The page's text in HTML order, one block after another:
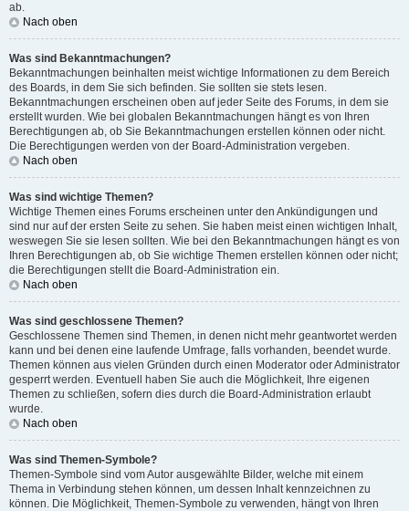
ab.
Nach oben
Was sind Bekanntmachungen?
Bekanntmachungen beinhalten meist wichtige Informationen zu dem Bereich
des Boards, in dem Sie sich befinden. Sie sollten sie stets lesen.
Bekanntmachungen erscheinen oben auf jeder Seite des Forums, in dem sie
erstellt wurden. Wie bei globalen Bekanntmachungen hängt es von Ihren
Berechtigungen ab, ob Sie Bekanntmachungen erstellen können oder nicht.
Die Berechtigungen werden von der Board-Administration vergeben.
Nach oben
Was sind wichtige Themen?
Wichtige Themen eines Forums erscheinen unter den Ankündigungen und
sind nur auf der ersten Seite zu sehen. Sie haben meist einen wichtigen Inhalt,
weswegen Sie sie lesen sollten. Wie bei den Bekanntmachungen hängt es von
Ihren Berechtigungen ab, ob Sie wichtige Themen erstellen können oder nicht;
die Berechtigungen stellt die Board-Administration ein.
Nach oben
Was sind geschlossene Themen?
Geschlossene Themen sind Themen, in denen nicht mehr geantwortet werden
kann und bei denen eine laufende Umfrage, falls vorhanden, beendet wurde.
Themen können aus vielen Gründen durch einen Moderator oder Administrator
gesperrt werden. Eventuell haben Sie auch die Möglichkeit, Ihre eigenen
Themen zu schließen, sofern dies durch die Board-Administration erlaubt
wurde.
Nach oben
Was sind Themen-Symbole?
Themen-Symbole sind vom Autor ausgewählte Bilder, welche mit einem
Thema in Verbindung stehen können, um dessen Inhalt kennzeichnen zu
können. Die Möglichkeit, Themen-Symbole zu verwenden, hängt von Ihren